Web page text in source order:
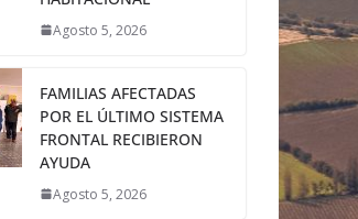
Agosto 5, 2026
FAMILIAS AFECTADAS
POR EL ÚLTIMO SISTEMA
FRONTAL RECIBIERON
AYUDA
Agosto 5, 2026